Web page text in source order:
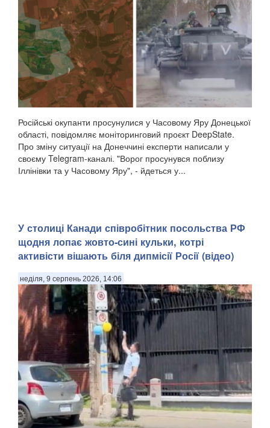
Російські окупанти просунулися у Часовому Яру Донецької
області, повідомляє моніторинговий проєкт DeepState.
Про зміну ситуації на Донеччині експерти написали у
своєму Telegram-каналі. "Ворог просунувся поблизу
Іллінівки та у Часовому Яру", - йдеться у...
У столиці Канади співробітник посольства РФ
щодня лопає жовто-сині кульки, котрі
активісти вішають біля дипмісії Росії (відео)
неділя, 9 серпень 2026, 14:06